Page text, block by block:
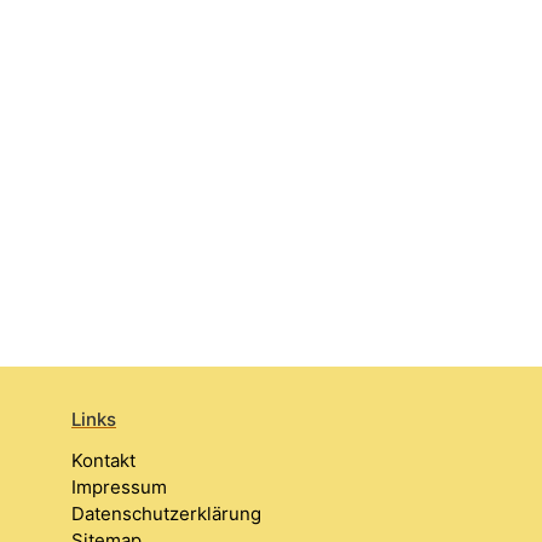
Links
Kontakt
Impressum
Datenschutzerklärung